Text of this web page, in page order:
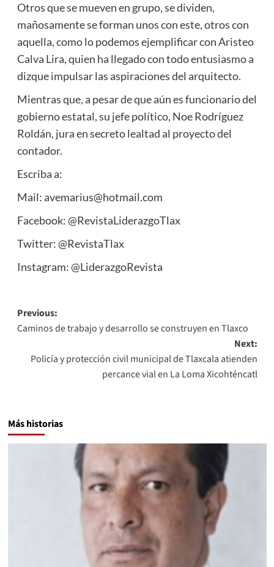
Otros que se mueven en grupo, se dividen,
mañosamente se forman unos con este, otros con
aquella, como lo podemos ejemplificar con Aristeo
Calva Lira, quien ha llegado con todo entusiasmo a
dizque impulsar las aspiraciones del arquitecto.
Mientras que, a pesar de que aún es funcionario del
gobierno estatal, su jefe político, Noe Rodríguez
Roldán, jura en secreto lealtad al proyecto del
contador.
Escriba a:
Mail: avemarius@hotmail.com
Facebook: @RevistaLiderazgoTlax
Twitter: @RevistaTlax
Instagram: @LiderazgoRevista
Post
navigation
Previous:
Caminos de trabajo y desarrollo se construyen en Tlaxco
Next:
Policía y protección civil municipal de Tlaxcala atienden
percance vial en La Loma Xicohténcatl
Más historias